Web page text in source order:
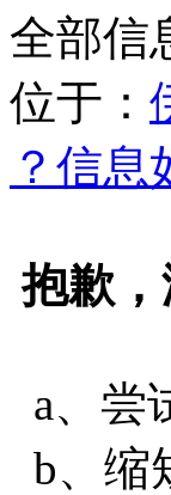
全部信
位于：
？信息
抱歉
a、尝
b、缩